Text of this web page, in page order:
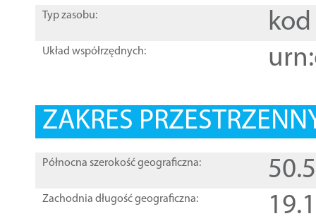
Typ zasobu: kod
Układ współrzędnych:
ZAKRES
Północna szerokość geograficzna:
Zachodnia długość geograficzna: